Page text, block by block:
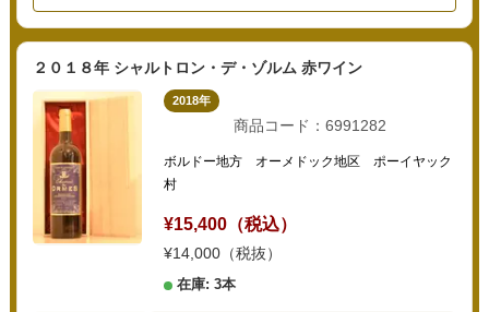
２０１８年 シャルトロン・デ・ゾルム 赤ワイン
2018年
商品コード：6991282
ボルドー地方 オーメドック地区 ポーイヤック
村
¥15,400（税込）
¥14,000（税抜）
在庫: 3本